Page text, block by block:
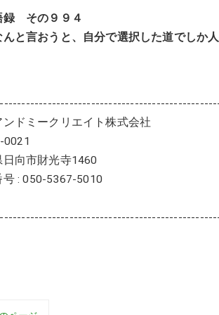
録 その９９４
んと言おうと、自分で選択した道でしか
ンドミークリエイト株式会社
0021
日向市財光寺1460
号 : 050-5367-5010